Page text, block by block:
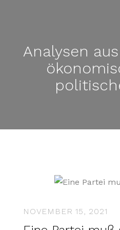
Analysen
NOVEMBER 15, 2021